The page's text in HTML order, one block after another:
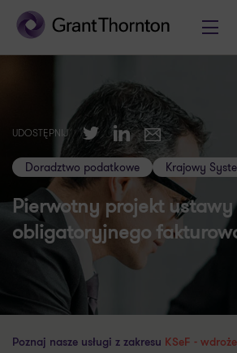
UDOSTĘPNIJ TwitterLinkedInE-mail
Doradztwo podatkowe Krajowy
Pierwotny projekt
obligatoryjnego
Poznaj nasze usługi z zakresu KSeF -